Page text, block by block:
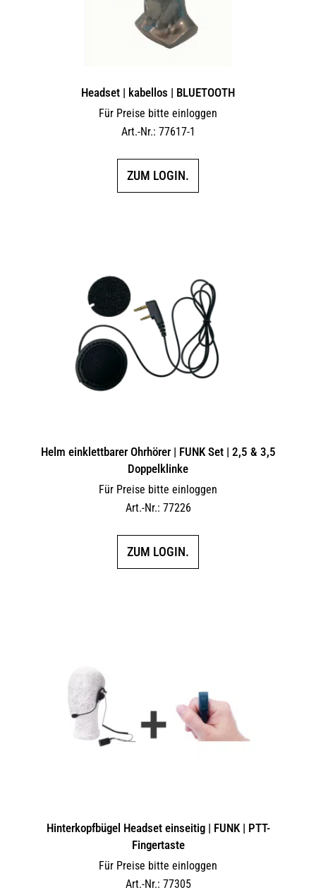
Headset | kabellos | BLUETOOTH
Für Preise bitte einloggen
Art.-Nr.: 77617-1
ZUM LOGIN.
Helm einklettbarer Ohrhörer | FUNK Set | 2,5 & 3,5
Doppelklinke
Für Preise bitte einloggen
Art.-Nr.: 77226
ZUM LOGIN.
Hinterkopfbügel Headset einseitig | FUNK | PTT-
Fingertaste
Für Preise bitte einloggen
Art.-Nr.: 77305